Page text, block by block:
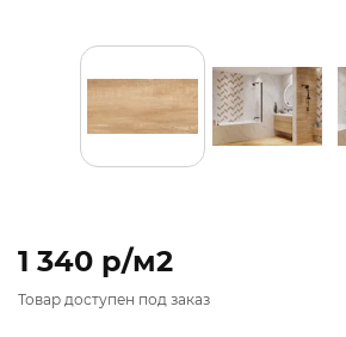
1 340 p/м2
Товар доступен под заказ